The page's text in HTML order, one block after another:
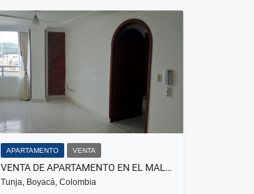
Alquiler
$2.800.000
APARTAMENTO VENTA
VENTA DE APARTAMENTO EN EL MALDONADO TUNJA
Tunja, Boyacá, Colombia